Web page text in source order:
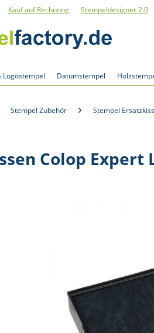
Kauf auf Rechnung Stempeldesigner 2.0
Logostempel Datumstempel
Stempel Zubehör Stempel
Colop Expert